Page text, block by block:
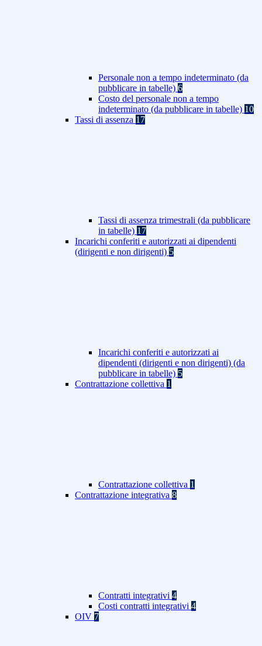
Personale non a tempo indeterminato (da
pubblicare in tabelle) 6
Costo del personale non a tempo
indeterminato (da pubblicare in tabelle) 10
Tassi di assenza 17
Tassi di assenza trimestrali (da pubblicare
in tabelle) 17
Incarichi conferiti e autorizzati ai dipendenti
(dirigenti e non dirigenti) 5
Incarichi conferiti e autorizzati ai
dipendenti (dirigenti e non dirigenti) (da
pubblicare in tabelle) 5
Contrattazione collettiva 1
Contrattazione collettiva 1
Contrattazione integrativa 8
Contratti integrativi 4
Costi contratti integrativi 4
OIV 7